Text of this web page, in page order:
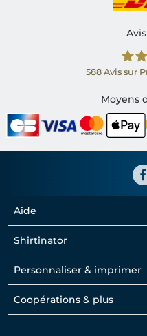
588 Avis sur
Moyens
Aide
Shirtinator
Personnaliser & imprimer
Coopérations & plus